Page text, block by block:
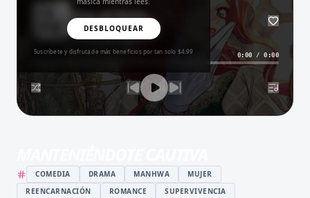
DESBLOQUEAR
Suscríbete y disfruta de más beneficios por tan solo $4.99
Amor del Bueno
BALADA
0:00 /0:00
COMEDIA DRAMA MANHWA
MUJER
REENCARNACIÓN
ROMANCE SUPERVIVENCIA